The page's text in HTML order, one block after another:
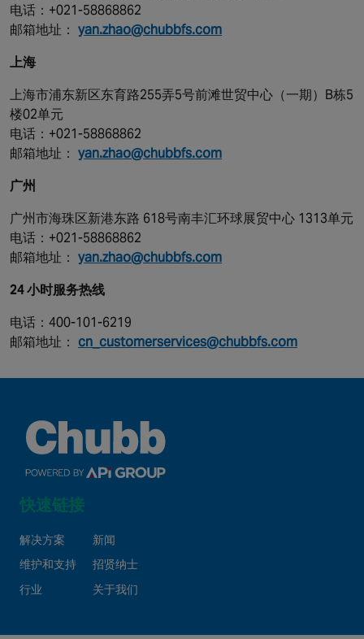
电话：+021-58868862
邮箱地址： yan.zhao@chubbfs.com
上海
上海市浦东新区东育路255弄5号前滩世贸中心（一期）B栋5
楼02单元
电话：+021-58868862
邮箱地址： yan.zhao@chubbfs.com
广州
广州市海珠区新港东路 618号南丰汇环球展贸中心 1313单元
电话：+021-58868862
邮箱地址： yan.zhao@chubbfs.com
24 小时服务热线
电话：400-101-6219
邮箱地址： cn_customerservices@chubbfs.com
快速链接
解决方案
维护和支持
行业
新闻
招贤纳士
关于我们